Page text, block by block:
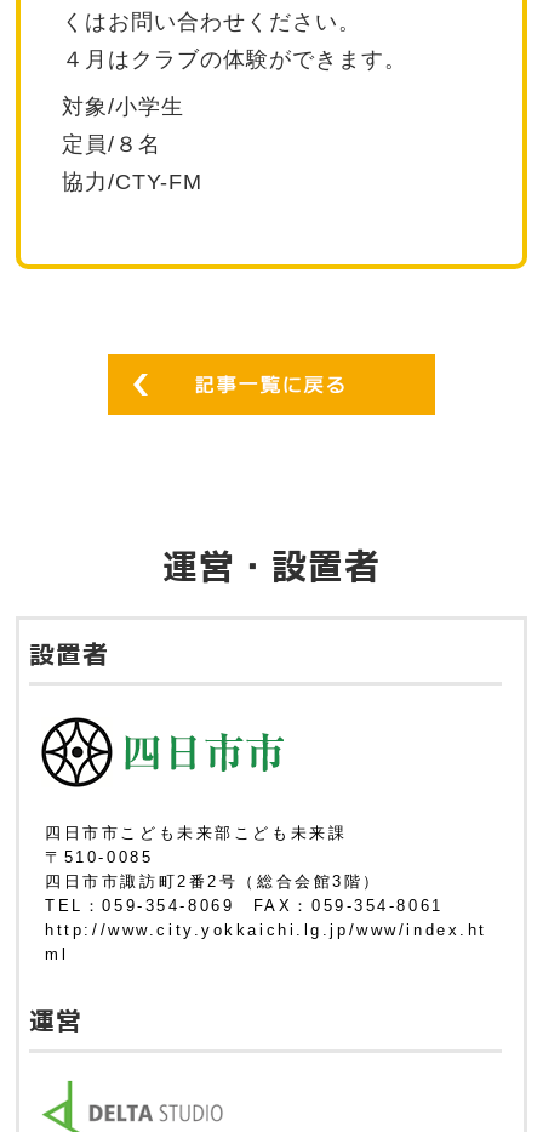
くはお問い合わせください。
４月はクラブの体験ができます。
対象/小学生
定員/８名
協力/CTY-FM
運営・設置者
設置者
四日市市こども未来部こども未来課
〒510-0085
四日市市諏訪町2番2号（総合会館3階）
TEL：059-354-8069 FAX：059-354-8061
http://www.city.yokkaichi.lg.jp/www/index.ht
ml
運営